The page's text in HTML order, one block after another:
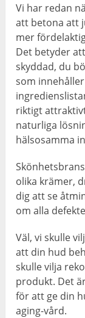
Vi har redan
att betona att
mer
Det betyder
skyddad, du
som
riktigt
naturliga
hälsosamma
olika krämer,
dig att se
om alla
Väl, vi skulle
att din hud
skulle vilja
produkt. Det
för att ge din
aging-vård.